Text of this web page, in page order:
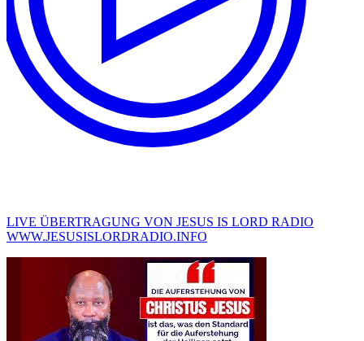
LIVE ÜBERTRAGUNG VON JESUS IS LORD RADIO
WWW.JESUSISLORDRADIO.INFO